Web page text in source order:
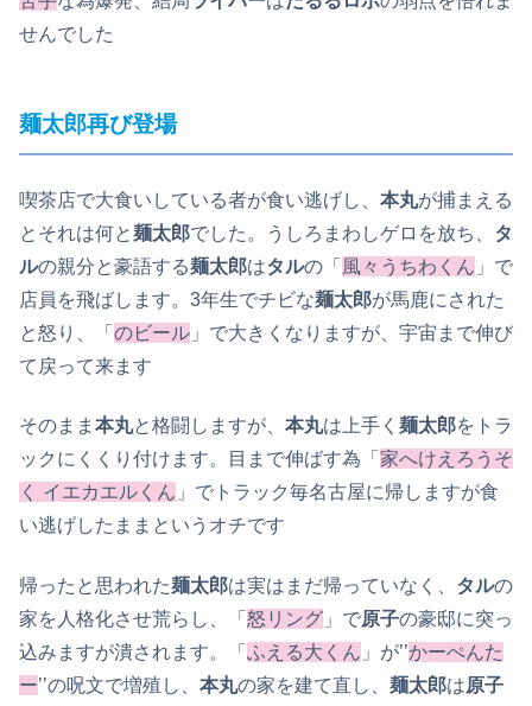
せんでした
麺太郎再び登場
喫茶店で大食いしている者が食い逃げし、 本丸が捕まえる
とそれは何と麺太郎でした。うしろまわしゲロを放ち、 タ
ルの親分と豪語する麺太郎はタルの「 風々うちわくん 」で
店員を飛ばします。3年生でチビな麺太郎が馬鹿にされた
と怒り、「 のビール 」で大きくなりますが、宇宙まで伸び
て戻って来ます
そのまま 本丸と格闘しますが、 本丸は上手く 麺太郎をトラ
ックにくくり付けます。目まで伸ばす為「 家へけえろうそ
く イエカエルくん 」でトラック毎名古屋に帰しますが食
い逃げしたままというオチです
帰ったと思われた麺太郎は実はまだ帰っていなく、 タルの
家を人格化させ荒らし、「 怒リング 」で原子の豪邸に突っ
込みますが潰されます。「 ふえる大くん 」が’’かーぺんた
ー’’の呪文で増殖し、 本丸の家を建て直し、 麺太郎は原子